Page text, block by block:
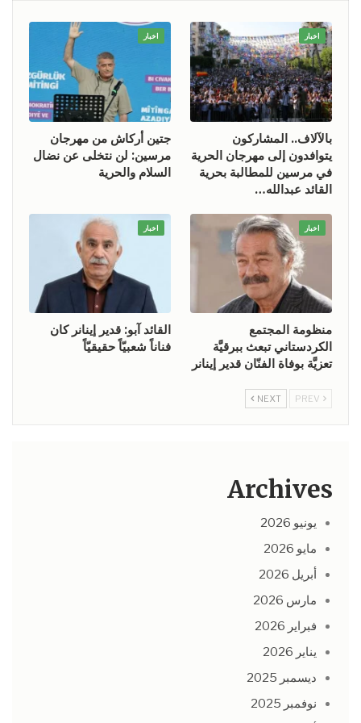
اخبار
بالآلاف.. المشاركون
يتوافدون إلى مهرجان الحرية
في مرسين للمطالبة بحرية
القائد عبدالله…
اخبار
جتين أركاش من مهرجان
مرسين: لن نتخلى عن نضال
السلام والحرية
اخبار
منظومة المجتمع
الكردستاني تبعث ببرقيَّة
تعزيَّة بوفاة الفنّان قدير إينانر
اخبار
القائد آبو: قدير إينانر كان
فناناً شعبيّاً حقيقيّاً
NEXT
Archives
يونيو 2026
مايو 2026
أبريل 2026
مارس 2026
فبراير 2026
يناير 2026
ديسمبر 2025
نوفمبر 2025